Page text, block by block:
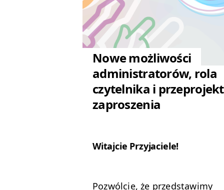
Nowe możliwości
administratorów, rola
czytelnika i
zaproszenia
Wita­j­cie Przyjaciele!
Pozwól­cie, że przed­staw­imy